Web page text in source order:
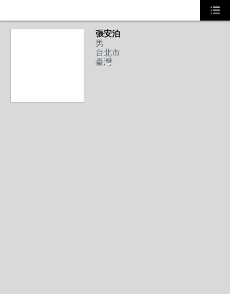
張安泊
男
台北市
臺灣